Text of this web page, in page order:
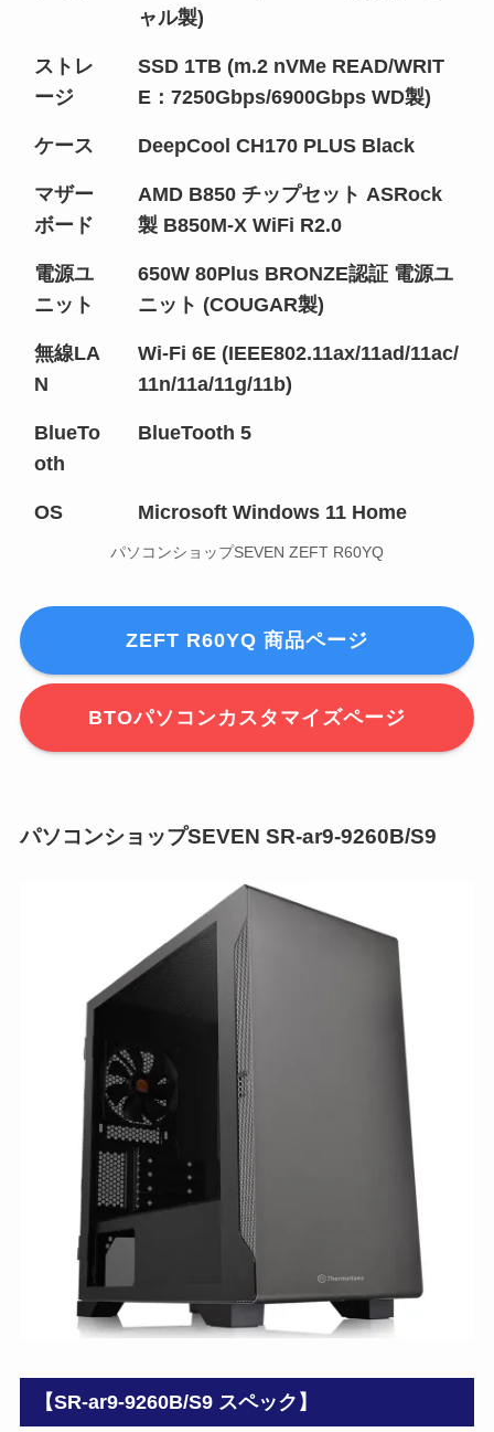
ャル製)
ストレ
ージ
SSD 1TB (m.2 nVMe READ/WRIT
E：7250Gbps/6900Gbps WD製)
ケース DeepCool CH170 PLUS Black
マザー
ボード
AMD B850 チップセット ASRock
製 B850M-X WiFi R2.0
電源ユ
ニット
650W 80Plus BRONZE認証 電源ユ
ニット (COUGAR製)
無線LA
N
Wi-Fi 6E (IEEE802.11ax/11ad/11ac/
11n/11a/11g/11b)
BlueTo
oth
BlueTooth 5
OS Microsoft Windows 11 Home
パソコンショップSEVEN ZEFT R60YQ
ZEFT R60YQ 商品ページ
BTOパソコンカスタマイズページ
パソコンショップSEVEN SR-ar9-9260B/S9
【SR-ar9-9260B/S9 スペック】